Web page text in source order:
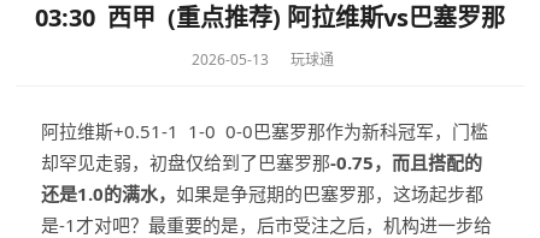
03:30 西甲 (重点推荐) 阿拉维斯vs巴塞罗那
2026-05-13 玩球通
阿拉维斯+0.51-1 1-0 0-0巴塞罗那作为新科冠军，门槛
却罕见走弱，初盘仅给到了巴塞罗那-0.75，而且搭配的
还是1.0的满水， 如果是争冠期的巴塞罗那，这场起步都
是-1才对吧？最重要的是，后市受注之后，机构进一步给